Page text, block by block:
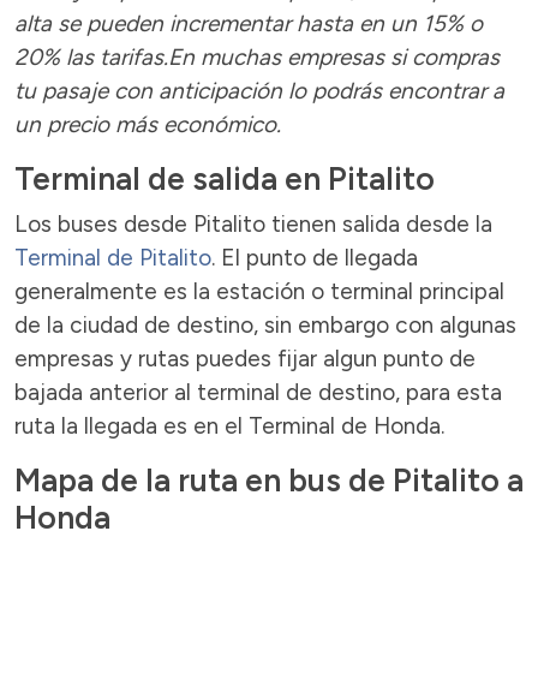
alta se pueden incrementar hasta en un 15% o
20% las tarifas.En muchas empresas si compras
tu pasaje con anticipación lo podrás encontrar a
un precio más económico.
Terminal de salida en Pitalito
Los buses desde Pitalito tienen salida desde la
Terminal de Pitalito. El punto de llegada
generalmente es la estación o terminal principal
de la ciudad de destino, sin embargo con algunas
empresas y rutas puedes fijar algun punto de
bajada anterior al terminal de destino, para esta
ruta la llegada es en el Terminal de Honda.
Mapa de la ruta en bus de Pitalito a
Honda